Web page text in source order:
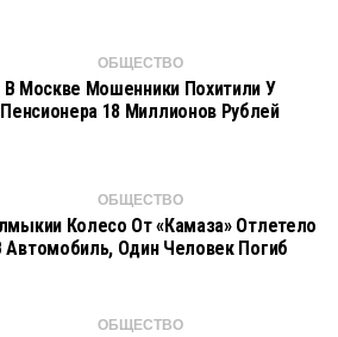
ОБЩЕСТВО
В Москве Мошенники Похитили У
Пенсионера 18 Миллионов Рублей
ОБЩЕСТВО
Колесо От «Камаза» Отлетело
Автомобиль, Один Человек Погиб
ОБЩЕСТВО